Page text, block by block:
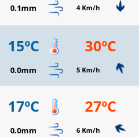
0.1mm 4 Km/h
15ºC 30ºC
0.0mm 5 Km/h
17ºC 27ºC
0.0mm 6 Km/h